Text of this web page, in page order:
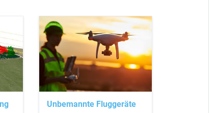
Unbemannte Fluggeräte